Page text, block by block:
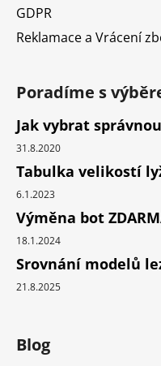
GDPR
Reklamace a Vrácení
Poradíme s
Jak vybrat
31.8.2020
Tabulka velikostí
6.1.2023
Výměna bot
18.1.2024
Srovnání modelů
21.8.2025
Blog